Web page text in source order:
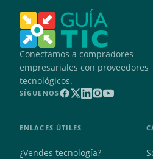
Conectamos a compradores
empresariales con proveedores
tecnológicos.
SÍGUENOS
ENLACES ÚTILES
¿Vendes tecnología?